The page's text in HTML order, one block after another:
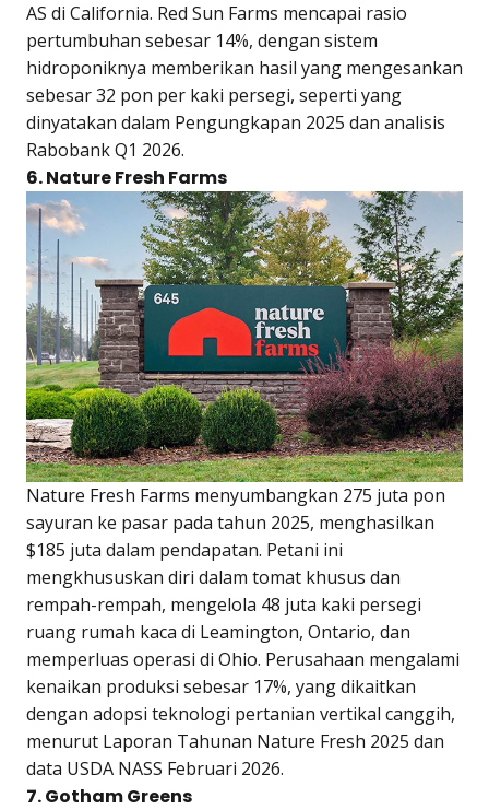
AS di California. Red Sun Farms mencapai rasio
pertumbuhan sebesar 14%, dengan sistem
hidroponiknya memberikan hasil yang mengesankan
sebesar 32 pon per kaki persegi, seperti yang
dinyatakan dalam Pengungkapan 2025 dan analisis
Rabobank Q1 2026.
6. Nature Fresh Farms
Nature Fresh Farms menyumbangkan 275 juta pon
sayuran ke pasar pada tahun 2025, menghasilkan
$185 juta dalam pendapatan. Petani ini
mengkhususkan diri dalam tomat khusus dan
rempah-rempah, mengelola 48 juta kaki persegi
ruang rumah kaca di Leamington, Ontario, dan
memperluas operasi di Ohio. Perusahaan mengalami
kenaikan produksi sebesar 17%, yang dikaitkan
dengan adopsi teknologi pertanian vertikal canggih,
menurut Laporan Tahunan Nature Fresh 2025 dan
data USDA NASS Februari 2026.
7. Gotham Greens